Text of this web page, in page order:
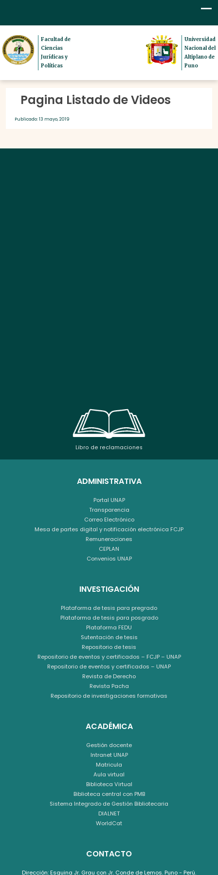
Facultad de
Ciencias
Jurídicas y
Políticas
Universidad
Nacional del
Altiplano de
Puno
Pagina Listado de Videos
Publicado: 13 mayo, 2019
Libro de reclamaciones
ADMINISTRATIVA
Portal UNAP
Transparencia
Correo Electrónico
Mesa de partes digital y notificación electrónica FCJP
Remuneraciones
CEPLAN
Convenios UNAP
INVESTIGACIÓN
Plataforma de tesis para pregrado
Plataforma de tesis para posgrado
Plataforma FEDU
Sutentación de tesis
Repositorio de tesis
Repositorio de eventos y certificados – FCJP – UNAP
Repositorio de eventos y certificados – UNAP
Revista de Derecho
Revista Pacha
Repositorio de investigaciones formativas
ACADÉMICA
Gestión docente
Intranet UNAP
Matricula
Aula virtual
Biblioteca Virtual
Biblioteca central con PMB
Sistema Integrado de Gestión Bibliotecaria
DIALNET
WorldCat
CONTACTO
Dirección: Esquina Jr. Grau con Jr. Conde de Lemos. Puno - Perú.